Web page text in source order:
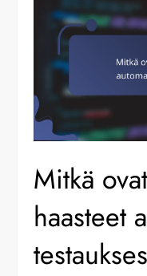
Mitkä
haasteet